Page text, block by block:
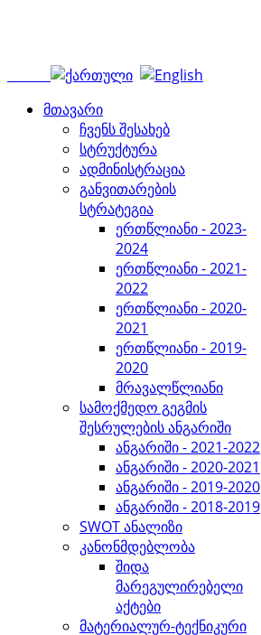
მთავარი
ჩვენს შესახებ
სტრუქტურა
ადმინისტრაცია
განვითარების
სტრატეგია
ერთწლიანი - 2023-
2024
ერთწლიანი - 2021-
2022
ერთწლიანი - 2020-
2021
ერთწლიანი - 2019-
2020
მრავალწლიანი
სამოქმედო გეგმის
შესრულების ანგარიში
ანგარიში - 2021-2022
ანგარიში - 2020-2021
ანგარიში - 2019-2020
ანგარიში - 2018-2019
SWOT ანალიზი
კანონმდებლობა
შიდა
მარეგულირებელი
აქტები
მატერიალურ-ტექნიკური